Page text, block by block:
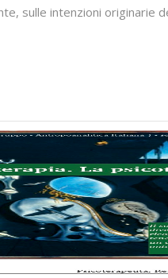
sulle intenzioni originarie